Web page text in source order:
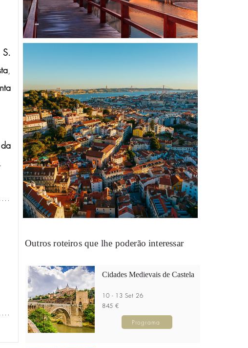
Outros roteiros que lhe poderão interessar
Cidades Medievais de Castela
10 - 13 Set 26
845 €
Programa